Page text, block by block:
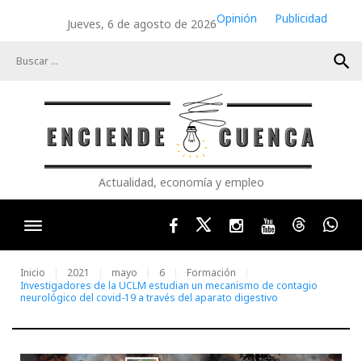
Jueves, 6 de agosto de 2026Opinión
Publicidad
search
Actualidad, economía y empleo
FacebookTwitterInstagram
YoutubeThreads
Inicio 2021 mayo 6
Formación
Investigadores de la UCLM estudian un mecanismo de contagio
neurológico del covid-19 a través del aparato digestivo